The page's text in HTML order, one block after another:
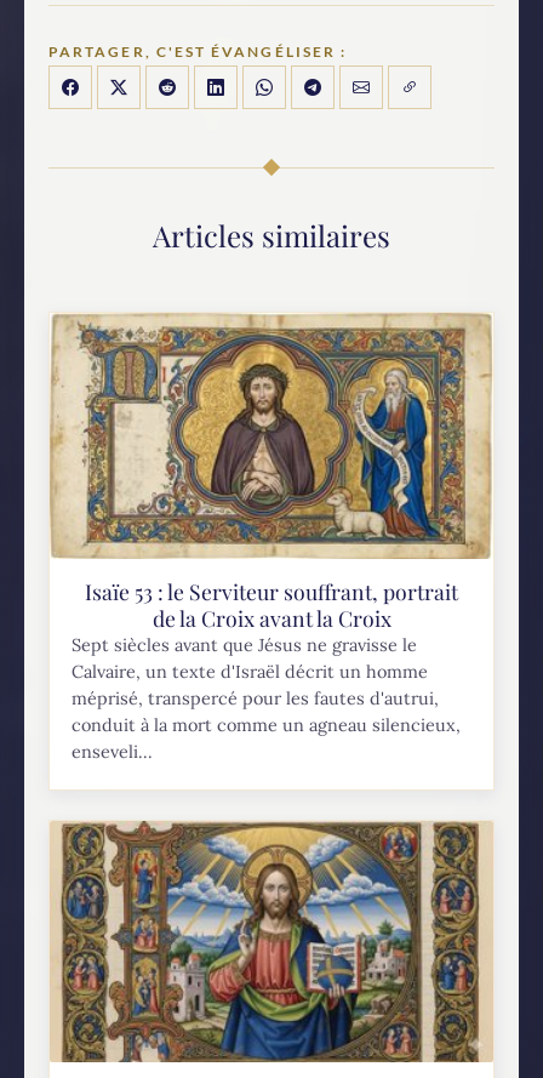
PARTAGER, C'EST ÉVANGÉLISER :
Articles similaires
Isaïe 53 : le Serviteur souffrant, portrait
de la Croix avant la Croix
Sept siècles avant que Jésus ne gravisse le
Calvaire, un texte d'Israël décrit un homme
méprisé, transpercé pour les fautes d'autrui,
conduit à la mort comme un agneau silencieux,
enseveli...